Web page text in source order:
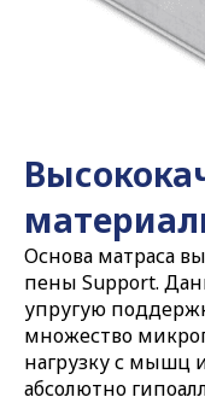
Основа матраса
пены Support.
упругую
множество
нагрузку с мышц
абсолютно